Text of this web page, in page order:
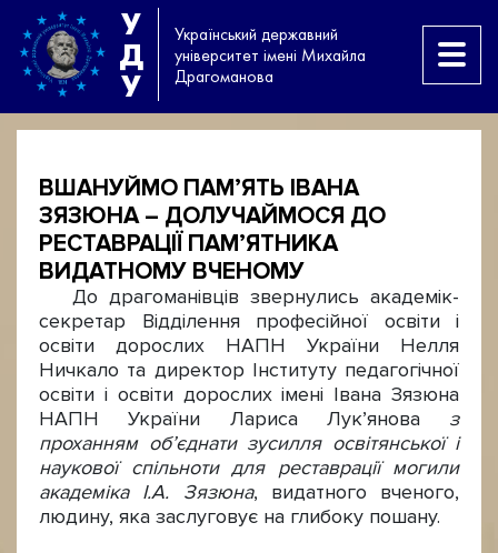
У
Д
У
Український державний
університет імені Михайла
Драгоманова
ВШАНУЙМО ПАМ’ЯТЬ ІВАНА
ЗЯЗЮНА – ДОЛУЧАЙМОСЯ ДО
РЕСТАВРАЦІЇ ПАМ’ЯТНИКА
ВИДАТНОМУ ВЧЕНОМУ
До драгоманівців звернулись академік-
секретар Відділення професійної освіти і
освіти дорослих НАПН України Нелля
Ничкало та директор Інституту педагогічної
освіти і освіти дорослих імені Івана Зязюна
НАПН України Лариса Лук’янова з
проханням об’єднати зусилля освітянської і
наукової спільноти для реставрації могили
академіка І.А. Зязюна, видатного вченого,
людину, яка заслуговує на глибоку пошану.